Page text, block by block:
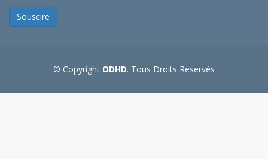
Souscire
© Copyright ODHD. Tous Droits Reservés